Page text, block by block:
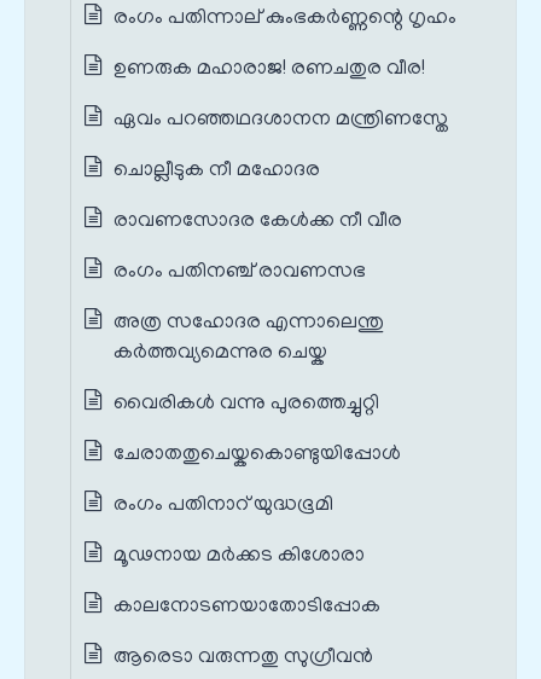
രംഗം പതിന്നാല് കുംഭകർണ്ണന്റെ ഗൃഹം
ഉണരുക മഹാരാജ! രണചതുര വീര!
ഏവം പറഞ്ഞഥദശാനന മന്ത്രിണസ്തേ
ചൊല്ലീടുക നീ മഹോദര
രാവണസോദര കേൾക്ക നീ വീര
രംഗം പതിനഞ്ച് രാവണസഭ
അത്ര സഹോദര എന്നാലെന്തു
കർത്തവ്യമെന്നുര ചെയ്ക
വൈരികൾ വന്നു പുരത്തെച്ചുറ്റി
ചേരാതതുചെയ്കകൊണ്ടുയിപ്പോൾ
രംഗം പതിനാറ് യുദ്ധഭൂമി
മൂഢനായ മർക്കട കിശോരാ
കാലനോടണയാതോടിപ്പോക
ആരെടാ വരുന്നതു സുഗ്രീവൻ